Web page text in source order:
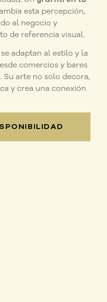
esta percepción,
al negocio y
de referencia visual.
adaptan al estilo y la
comercios y bares
Su arte no solo decora,
y crea una conexión